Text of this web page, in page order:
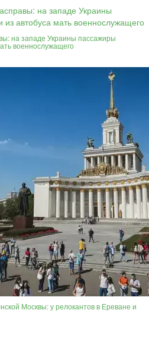
на западе Украины пассажиры
военнослужащего
Москвы: у релокантов в Ереване и